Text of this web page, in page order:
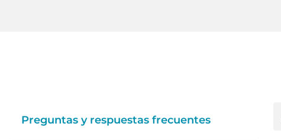
Preguntas y respuestas frecuentes